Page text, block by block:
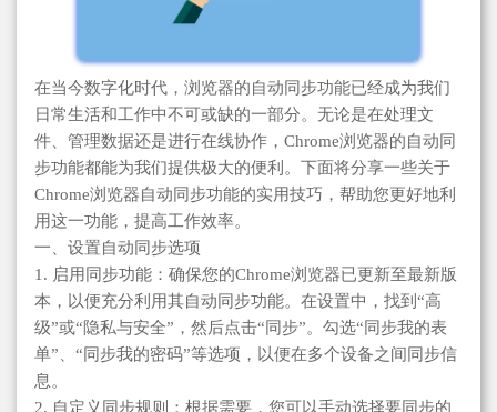
在当今数字化时代，浏览器的自动同步功能已经成为我们
日常生活和工作中不可或缺的一部分。无论是在处理文
件、管理数据还是进行在线协作，Chrome浏览器的自动同
步功能都能为我们提供极大的便利。下面将分享一些关于
Chrome浏览器自动同步功能的实用技巧，帮助您更好地利
用这一功能，提高工作效率。
一、设置自动同步选项
1. 启用同步功能：确保您的Chrome浏览器已更新至最新版
本，以便充分利用其自动同步功能。在设置中，找到“高
级”或“隐私与安全”，然后点击“同步”。勾选“同步我的表
单”、“同步我的密码”等选项，以便在多个设备之间同步信
息。
2. 自定义同步规则：根据需要，您可以手动选择要同步的